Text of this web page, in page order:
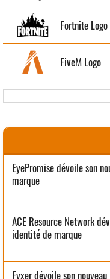
Fortnite Logo
FiveM Logo
EyePromise dévoile son
marque
ACE Resource Network
identité de marque
Fyxer dévoile son